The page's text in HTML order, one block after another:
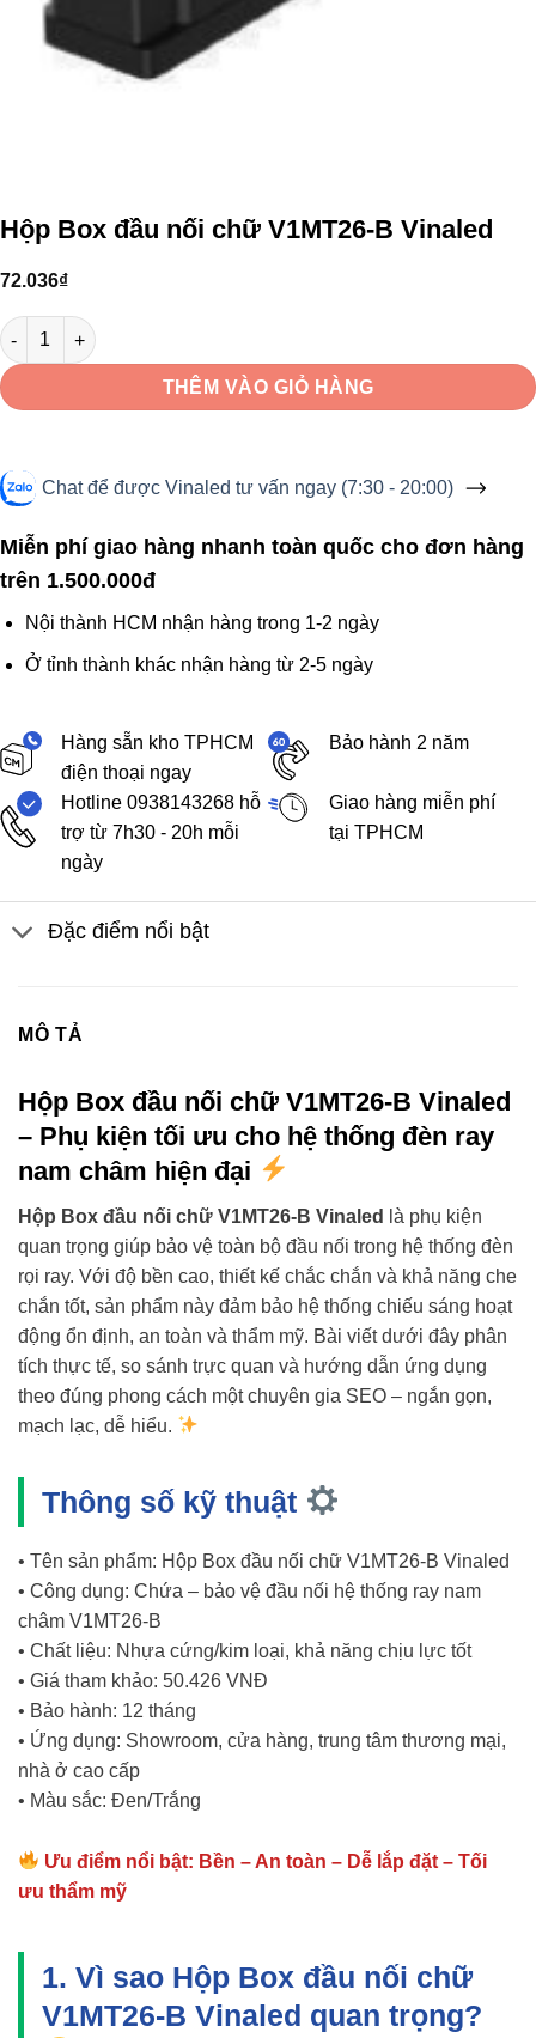
Hộp Box đầu nối chữ V1MT26-B Vinaled
72.036₫
Hộp Box đầu nối chữ V1MT26-B Vinaled số lượng
THÊM VÀO GIỎ HÀNG
Chat để được Vinaled tư vấn ngay (7:30 - 20:00)
Miễn phí giao hàng nhanh toàn quốc cho đơn hàng
trên 1.500.000đ
Nội thành HCM nhận hàng trong 1-2 ngày
Ở tỉnh thành khác nhận hàng từ 2-5 ngày
Hàng sẵn kho TPHCM
điện thoại ngay
Bảo hành 2 năm
Hotline 0938143268 hỗ
trợ từ 7h30 - 20h mỗi
ngày
Giao hàng miễn phí
tại TPHCM
Đặc điểm nổi bật
MÔ TẢ
Hộp Box đầu nối chữ V1MT26-B Vinaled
– Phụ kiện tối ưu cho hệ thống đèn ray
nam châm hiện đại
Hộp Box đầu nối chữ V1MT26-B Vinaled
là phụ kiện
quan trọng giúp bảo vệ toàn bộ đầu nối trong hệ thống đèn
rọi ray. Với độ bền cao, thiết kế chắc chắn và khả năng che
chắn tốt, sản phẩm này đảm bảo hệ thống chiếu sáng hoạt
động ổn định, an toàn và thẩm mỹ. Bài viết dưới đây phân
tích thực tế, so sánh trực quan và hướng dẫn ứng dụng
theo đúng phong cách một chuyên gia SEO – ngắn gọn,
mạch lạc, dễ hiểu.
Thông số kỹ thuật
• Tên sản phẩm: Hộp Box đầu nối chữ V1MT26-B Vinaled
• Công dụng: Chứa – bảo vệ đầu nối hệ thống ray nam
châm V1MT26-B
• Chất liệu: Nhựa cứng/kim loại, khả năng chịu lực tốt
• Giá tham khảo: 50.426 VNĐ
• Bảo hành: 12 tháng
• Ứng dụng: Showroom, cửa hàng, trung tâm thương mại,
nhà ở cao cấp
• Màu sắc: Đen/Trắng
Ưu điểm nổi bật: Bền – An toàn – Dễ lắp đặt – Tối
ưu thẩm mỹ
1. Vì sao Hộp Box đầu nối chữ
V1MT26-B Vinaled quan trọng?